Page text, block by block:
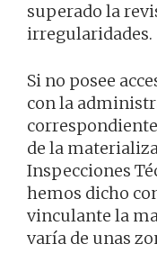
superado la
irregularidades.
Si no posee
con la
de la
Inspecciones
hemos dicho
vinculante la
varía de unas